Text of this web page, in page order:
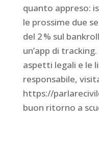
quanto appreso:
le prossime due
del 2 % sul
un’app di
aspetti legali e le
responsabile,
https://
buon ritorno a